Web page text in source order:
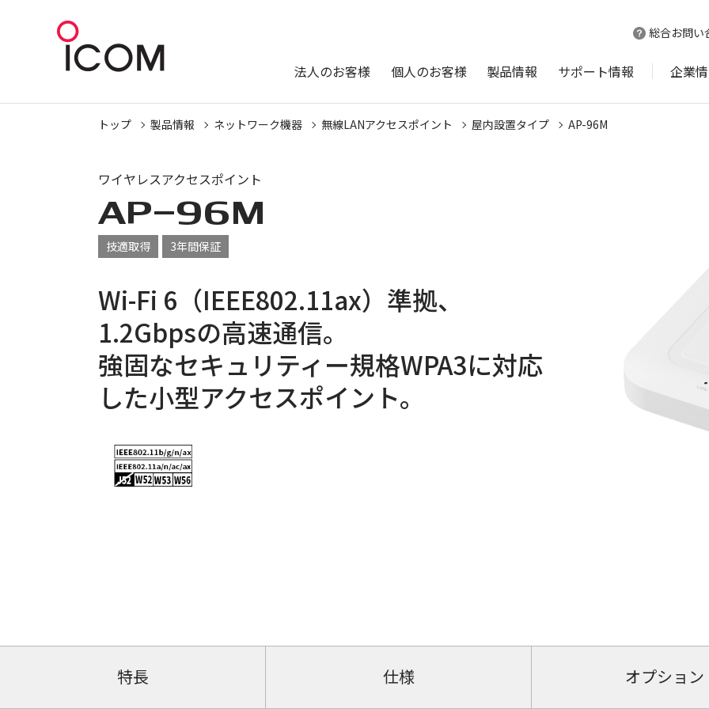
総合お問い
法人のお客様 個人のお客様 製品情報 サポート情報 企業
トップ 製品情報 ネットワーク機器 無線LANアクセスポイント 屋内設置タイプ AP-96M
ワイヤレスアクセスポイント
AP-96M
技適取得 3年間保証
Wi-Fi 6（IEEE802.11ax）準拠、
1.2Gbpsの高速通信。
強固なセキュリティー規格WPA3に対応
した小型アクセスポイント。
特長 仕様 オプション